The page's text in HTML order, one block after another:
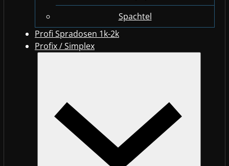
Spachtel
Profi Spradosen 1k-2k
Profix / Simplex